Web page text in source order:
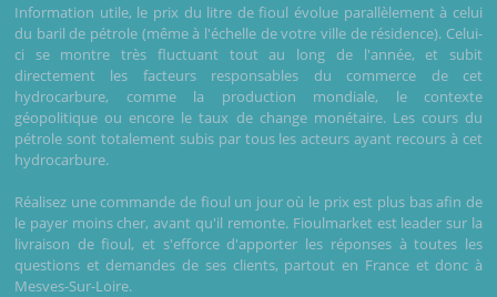
Information utile, le prix du litre de fioul évolue parallèlement à celui
du baril de pétrole (même à l'échelle de votre ville de résidence). Celui-
ci se montre très fluctuant tout au long de l'année, et subit
directement les facteurs responsables du commerce de cet
hydrocarbure, comme la production mondiale, le contexte
géopolitique ou encore le taux de change monétaire. Les cours du
pétrole sont totalement subis par tous les acteurs ayant recours à cet
hydrocarbure.
Réalisez une commande de fioul un jour où le prix est plus bas afin de
le payer moins cher, avant qu'il remonte. Fioulmarket est leader sur la
livraison de fioul, et s'efforce d'apporter les réponses à toutes les
questions et demandes de ses clients, partout en France et donc à
Mesves-Sur-Loire.